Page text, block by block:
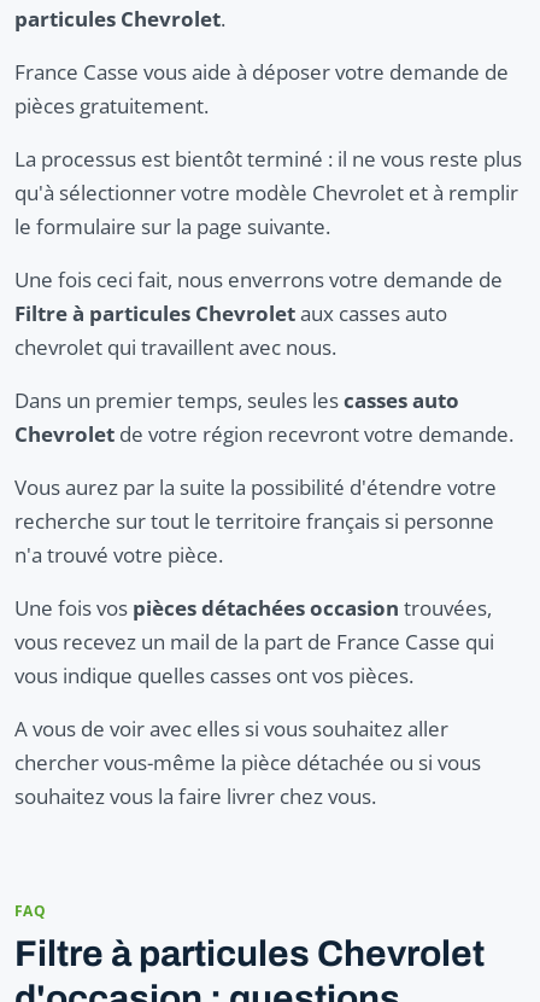
particules Chevrolet.
France Casse vous aide à déposer votre demande de
pièces gratuitement.
La processus est bientôt terminé : il ne vous reste plus
qu'à sélectionner votre modèle Chevrolet et à remplir
le formulaire sur la page suivante.
Une fois ceci fait, nous enverrons votre demande de
Filtre à particules Chevroletaux casses auto
chevrolet qui travaillent avec nous.
Dans un premier temps, seules lescasses auto
Chevrolet de votre région recevront votre demande.
Vous aurez par la suite la possibilité d'étendre votre
recherche sur tout le territoire français si personne
n'a trouvé votre pièce.
Une fois vos pièces détachées occasion trouvées,
vous recevez un mail de la part de France Casse qui
vous indique quelles casses ont vos pièces.
A vous de voir avec elles si vous souhaitez aller
chercher vous-même la pièce détachée ou si vous
souhaitez vous la faire livrer chez vous.
FAQ
Filtre à particules Chevrolet